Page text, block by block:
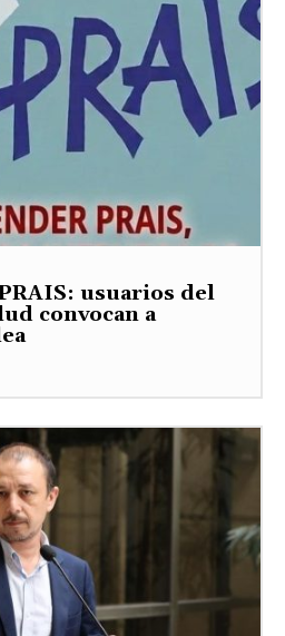
usuarios del
convocan a